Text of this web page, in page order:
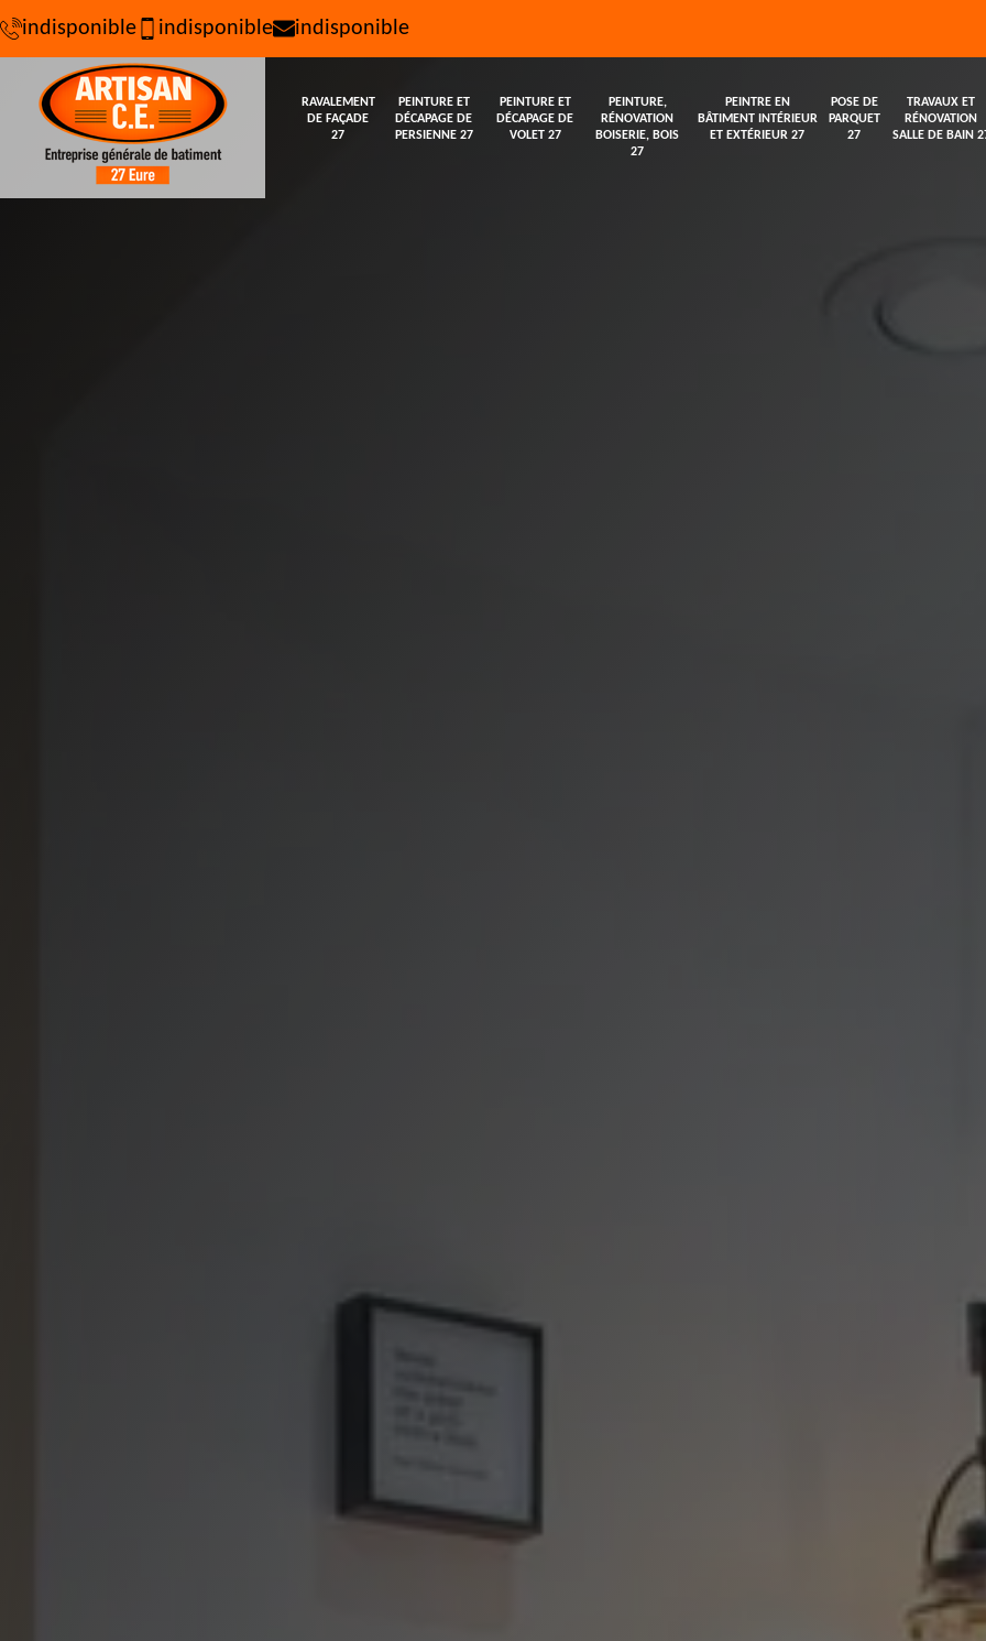
indisponible indisponible indisponible
RAVALEMENT
DE FAÇADE
27
PEINTURE ET
DÉCAPAGE DE
PERSIENNE 27
PEINTURE ET
DÉCAPAGE DE
VOLET 27
PEINTURE,
RÉNOVATION
BOISERIE, BOIS
27
PEINTRE EN
BÂTIMENT INTÉRIEUR
ET EXTÉRIEUR 27
POSE DE
PARQUET
27
TRAVAUX ET
RÉNOVATION
SALLE DE BAIN